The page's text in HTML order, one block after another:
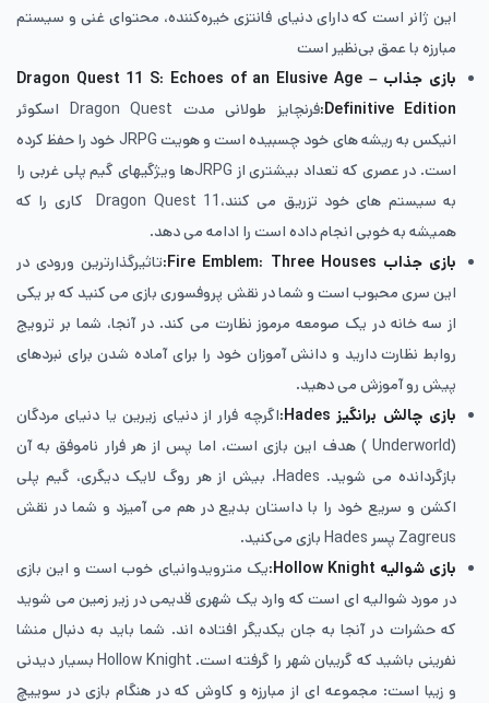
این ژانر است که دارای دنیای فانتزی خیره‌کننده، محتوای غنی و سیستم
مبارزه با عمق بی‌نظیر است
بازی جذابDragon Quest 11 S: Echoes of an Elusive Age –
Definitive Edition:
فرنچایز طولانی مدت Dragon Quest اسکوئر
انیکس به ریشه های خود چسبیده است و هویت JRPG خود را حفظ کرده
است. در عصری که تعداد بیشتری از JRPGها ویژگیهای گیم پلی غربی را
به سیستم های خود تزریق می کنند،Dragon Quest 11 کاری را که
همیشه به خوبی انجام داده است را ادامه می دهد.
بازی جذاب Fire Emblem: Three Houses: تاثیرگذارترین ورودی در
این سری محبوب است و شما در نقش پروفسوری بازی می کنید که بر یکی
از سه خانه در یک صومعه مرموز نظارت می کند. در آنجا، شما بر ترویج
روابط نظارت دارید و دانش آموزان خود را برای آماده شدن برای نبردهای
پیش رو آموزش می دهید.
بازی چالش برانگیز Hades: اگرچه فرار از دنیای زیرین یا دنیای مردگان
(Underworld ) هدف این بازی است، اما پس از هر فرار ناموفق به آن
بازگردانده می شوید. Hades، بیش از هر روگ لایک دیگری، گیم پلی
اکشن و سریع خود را با داستان بدیع در هم می آمیزد و شما در نقش
Zagreus پسر Hades بازی می‌کنید.
بازی شوالیه Hollow Knight: یک مترویدوانیای خوب است و این بازی
در مورد شوالیه ای است که وارد یک شهری قدیمی در زیر زمین می شوید
که حشرات در آنجا به جان یکدیگر افتاده اند. شما باید به دنبال منشا
نفرینی باشید که گریبان شهر را گرفته است. Hollow Knight بسیار دیدنی
و زیبا است: مجموعه ای از مبارزه و کاوش که در هنگام بازی در سوییچ